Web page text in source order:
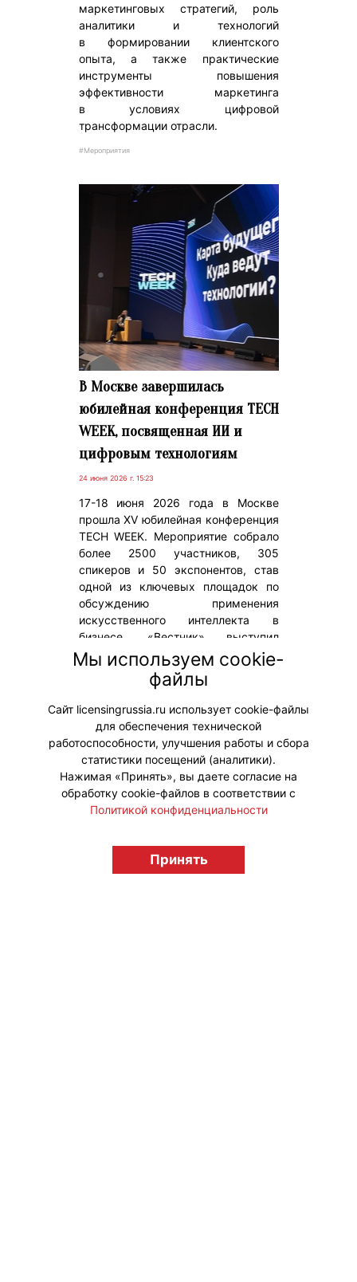
маркетинговых стратегий, роль
аналитики и технологий
в формировании клиентского
опыта, а также практические
инструменты повышения
эффективности маркетинга
в условиях цифровой
трансформации отрасли.
#Мероприятия
В Москве завершилась
юбилейная конференция TECH
WEEK, посвященная ИИ и
цифровым технологиям
24 июня 2026 г. 15:23
17-18 июня 2026 года в Москве
прошла XV юбилейная конференция
TECH WEEK. Мероприятие собрало
более 2500 участников, 305
спикеров и 50 экспонентов, став
одной из ключевых площадок по
обсуждению применения
искусственного интеллекта в
бизнесе. «Вестник» выступил
информационным партнером
мероприятия. Участники и гости
конференции получили весенний
выпуск журнала.
#Мероприятия
licensingrussia.ru, 2009-2026 12+
Мы используем cookie-
файлы
Сайт licensingrussia.ru использует cookie-файлы
для обеспечения технической
работоспособности, улучшения работы и сбора
статистики посещений (аналитики).
Нажимая «Принять», вы даете согласие на
обработку cookie-файлов в соответствии с
Политикой конфиденциальности
Принять